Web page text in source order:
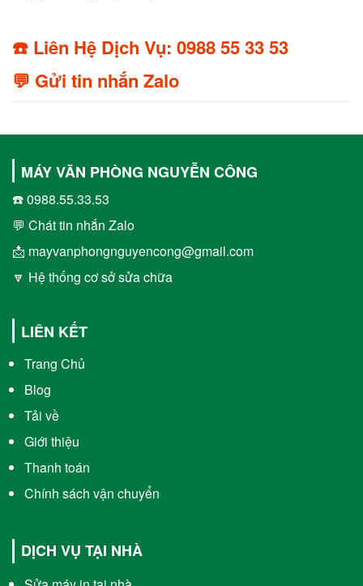
☎️ Liên Hệ Dịch Vụ: 0988 55 33 53
💬 Gửi tin nhắn Zalo
MÁY VĂN PHÒNG NGUYỄN CÔNG
☎️ 0988.55.33.53
💬 Chát tin nhắn Zalo
📩 mayvanphongnguyencong@gmail.com
🔽 Hệ thống cơ sở sửa chữa
LIÊN KẾT
Trang Chủ
Blog
Tải về
Giới thiệu
Thanh toán
Chính sách vận chuyển
DỊCH VỤ TẠI NHÀ